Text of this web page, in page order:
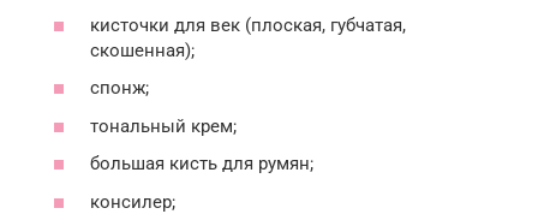
кисточки для век (плоская, губчатая,
скошенная);
спонж;
тональный крем;
большая кисть для румян;
консилер;